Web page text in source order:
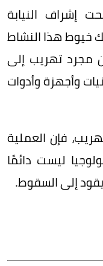
إشراف النيابة
خيوط هذا النشاط
مجرد تهريب إلى
وأجهزة وأدوات
فإن العملية
ليست دائمًا
إلى السقوط.